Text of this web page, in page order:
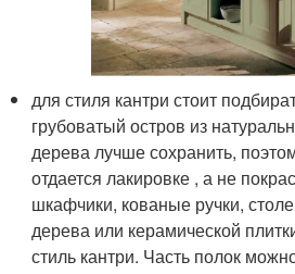
для стиля кантри стоит
грубоватый остров из
дерева лучше сохранить,
отдается лакировке , а не
шкафчики, кованые ручки,
дерева или керамической
стиль кантри. Часть полок